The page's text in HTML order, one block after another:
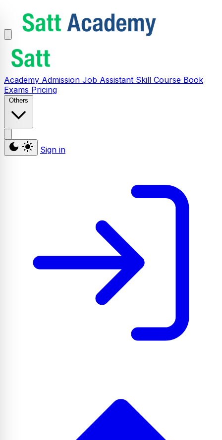
Academy Admission Job Assistant Skill Course Book
Exams Pricing
Others
Sign in